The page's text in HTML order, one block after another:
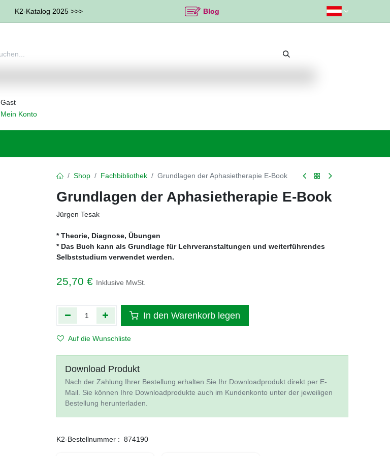
K2-Katalog 2025 >>> Blog
Gast
Mein Konto
Shop Fachbibliothek Grundlagen der Aphasietherapie E-Book
Grundlagen der Aphasietherapie E-Book
Jürgen Tesak
* Theorie, Diagnose, Übungen
* Das Buch kann als Grundlage für Lehrveranstaltungen und weiterführendes
Selbststudium verwendet werden.
25,70 € Inklusive MwSt.
In den Warenkorb legen
Auf die Wunschliste
Download Produkt
Nach der Zahlung Ihrer Bestellung erhalten Sie Ihr Downloadprodukt direkt per E-
Mail. Sie können Ihre Downloadprodukte auch im Kundenkonto unter der jeweiligen
Bestellung herunterladen.
K2-Bestellnummer : 874190